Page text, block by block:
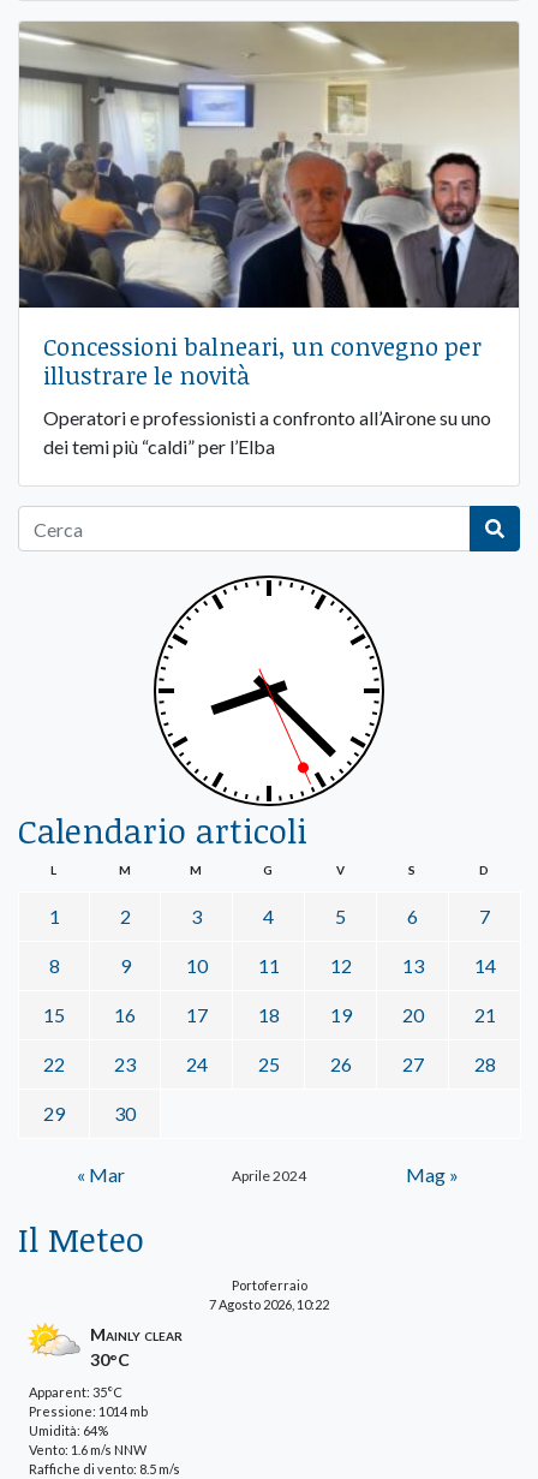
Concessioni balneari, un convegno per
illustrare le novità
Operatori e professionisti a confronto all’Airone su uno
dei temi più “caldi” per l’Elba
Calendario articoli
Aprile 2024
L M M G V S D
1 2 3 4 5 6 7
8 9 10 11 12 13 14
15 16 17 18 19 20 21
22 23 24 25 26 27 28
29 30
« Mar Mag »
Il Meteo
Portoferraio
7 Agosto 2026, 10:22
Mainly clear
30°C
Apparent: 35°C
Pressione: 1014 mb
Umidità: 64%
Vento: 1.6 m/s NNW
Raffiche di vento: 8.5 m/s